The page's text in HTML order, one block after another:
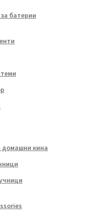
батерии
домашни кина